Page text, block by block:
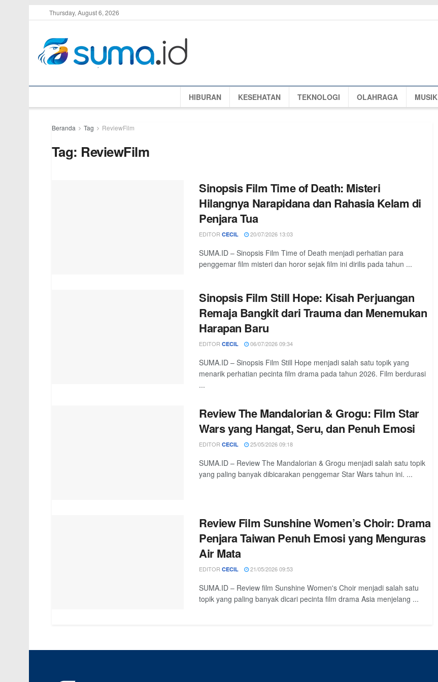
Thursday, August 6, 2026
HIBURAN KESEHATAN TEKNOLOGI OLAHRAGA MUSIK
Beranda Tag ReviewFilm
Tag: ReviewFilm
Sinopsis Film Time of Death: Misteri
Hilangnya Narapidana dan Rahasia Kelam di
Penjara Tua
EDITOR CECIL 20/07/2026 13:03
SUMA.ID – Sinopsis Film Time of Death menjadi perhatian para
penggemar film misteri dan horor sejak film ini dirilis pada tahun ...
Sinopsis Film Still Hope: Kisah Perjuangan
Remaja Bangkit dari Trauma dan Menemukan
Harapan Baru
EDITOR CECIL 06/07/2026 09:34
SUMA.ID – Sinopsis Film Still Hope menjadi salah satu topik yang
menarik perhatian pecinta film drama pada tahun 2026. Film berdurasi
...
Review The Mandalorian & Grogu: Film Star
Wars yang Hangat, Seru, dan Penuh Emosi
EDITOR CECIL 25/05/2026 09:18
SUMA.ID – Review The Mandalorian & Grogu menjadi salah satu topik
yang paling banyak dibicarakan penggemar Star Wars tahun ini. ...
Review Film Sunshine Women’s Choir: Drama
Penjara Taiwan Penuh Emosi yang Menguras
Air Mata
EDITOR CECIL 21/05/2026 09:53
SUMA.ID – Review film Sunshine Women's Choir menjadi salah satu
topik yang paling banyak dicari pecinta film drama Asia menjelang ...